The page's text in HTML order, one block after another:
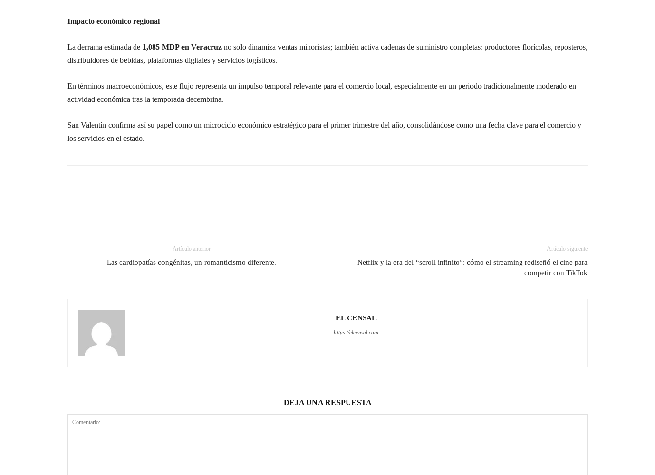
Impacto económico regional
La derrama estimada de 1,085 MDP en Veracruz no solo dinamiza ventas minoristas; también activa cadenas de suministro completas: productores florícolas, reposteros,
distribuidores de bebidas, plataformas digitales y servicios logísticos.
En términos macroeconómicos, este flujo representa un impulso temporal relevante para el comercio local, especialmente en un periodo tradicionalmente moderado en
actividad económica tras la temporada decembrina.
San Valentín confirma así su papel como un microciclo económico estratégico para el primer trimestre del año, consolidándose como una fecha clave para el comercio y
los servicios en el estado.
Artículo anterior
Las cardiopatías congénitas, un romanticismo diferente.
Artículo siguiente
Netflix y la era del “scroll infinito”: cómo el streaming rediseñó el cine para
competir con TikTok
EL CENSAL
https://elcensal.com
DEJA UNA RESPUESTA